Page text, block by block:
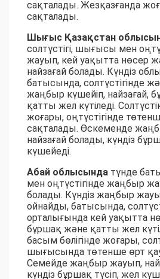
сақталады. Жезқазғанда
сақталады.
Шығыс Қазақстан
солтүстігі, шығысы мен
жауып, кей уақытта нөсер
найзағай болады. Күндіз
батысында, солтүстігінде
жаңбыр күшейіп, найзағай,
қатты жел күтіледі.
жоғары, оңтүстігінде
сақталады. Өскеменде
найзағай болады, күндіз
күшейеді.
Абай облысында түнде
мен оңтүстігінде жаңбыр
болады. Күндіз жаңбыр
ойнайды, батысында,
орталығында кей уақытта
бұршақ және қатты жел
басым бөлігінде жоғары,
шығысында төтенше өрт
Семейде жаңбыр жауып,
күндіз бұршақ түсіп, жел